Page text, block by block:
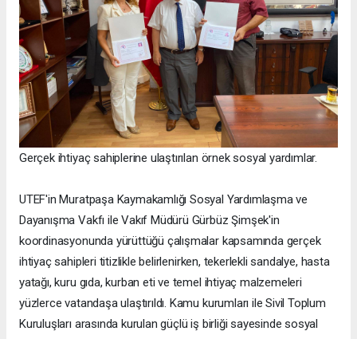
Gerçek ihtiyaç sahiplerine ulaştırılan örnek sosyal yardımlar.
UTEF'in Muratpaşa Kaymakamlığı Sosyal Yardımlaşma ve
Dayanışma Vakfı ile Vakıf Müdürü Gürbüz Şimşek'in
koordinasyonunda yürüttüğü çalışmalar kapsamında gerçek
ihtiyaç sahipleri titizlikle belirlenirken, tekerlekli sandalye, hasta
yatağı, kuru gıda, kurban eti ve temel ihtiyaç malzemeleri
yüzlerce vatandaşa ulaştırıldı. Kamu kurumları ile Sivil Toplum
Kuruluşları arasında kurulan güçlü iş birliği sayesinde sosyal